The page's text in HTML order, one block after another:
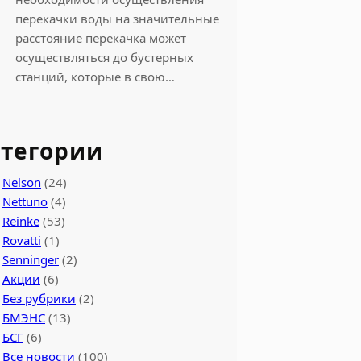
перекачки воды на значительные
расстояние перекачка может
осуществляться до бустерных
станций, которые в свою…
Nelson (24)
Nettuno (4)
Reinke (53)
Rovatti (1)
Senninger (2)
Акции (6)
Без рубрики (2)
БМЭНС (13)
БСГ (6)
Все новости (100)